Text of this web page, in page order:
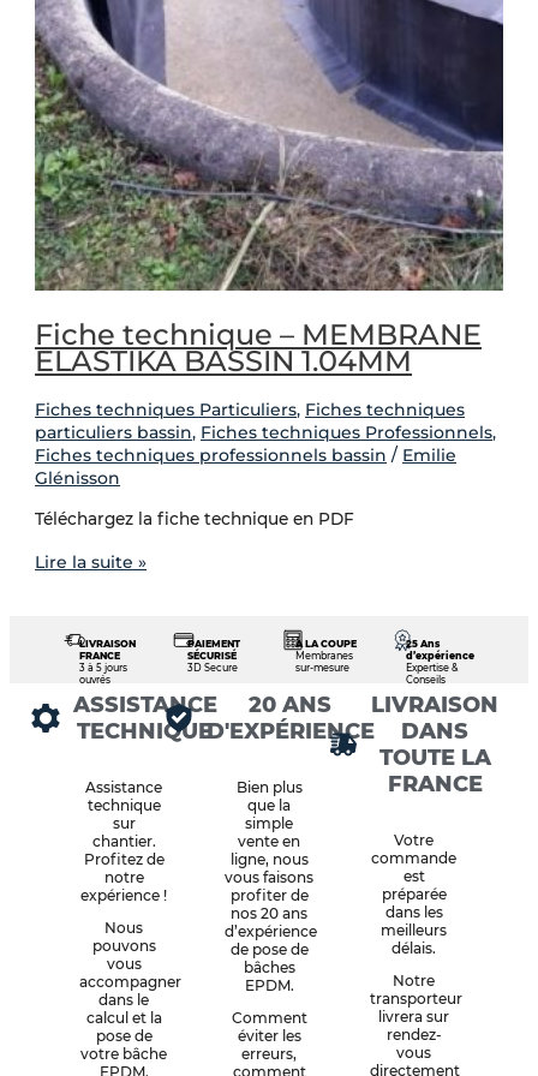
Fiche technique – MEMBRANE
ELASTIKA BASSIN 1.04MM
Fiches techniques Particuliers, Fiches techniques
particuliers bassin, Fiches techniques Professionnels,
Fiches techniques professionnels bassin / Emilie
Glénisson
Téléchargez la fiche technique en PDF
Lire la suite »
LIVRAISON
FRANCE
3 à 5 jours
ouvrés
PAIEMENT
SÉCURISÉ
3D Secure
À LA COUPE
Membranes
sur-mesure
25 Ans
d’expérience
Expertise &
Conseils
ASSISTANCE
TECHNIQUE
Assistance
technique
sur
chantier.
Profitez de
notre
expérience !
Nous
pouvons
vous
accompagner
dans le
calcul et la
pose de
votre bâche
EPDM.
20 ANS
D'EXPÉRIENCE
Bien plus
que la
simple
vente en
ligne, nous
vous faisons
profiter de
nos 20 ans
d’expérience
de pose de
bâches
EPDM.
Comment
éviter les
erreurs,
comment
LIVRAISON
DANS
TOUTE LA
FRANCE
Votre
commande
est
préparée
dans les
meilleurs
délais.
Notre
transporteur
livrera sur
rendez-
vous
directement